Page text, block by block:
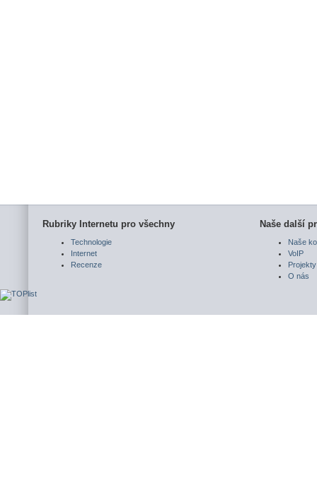
Rubriky Internetu pro všechny
Technologie
Internet
Recenze
Naše další
Naše
VoIP
Projekty
O nás